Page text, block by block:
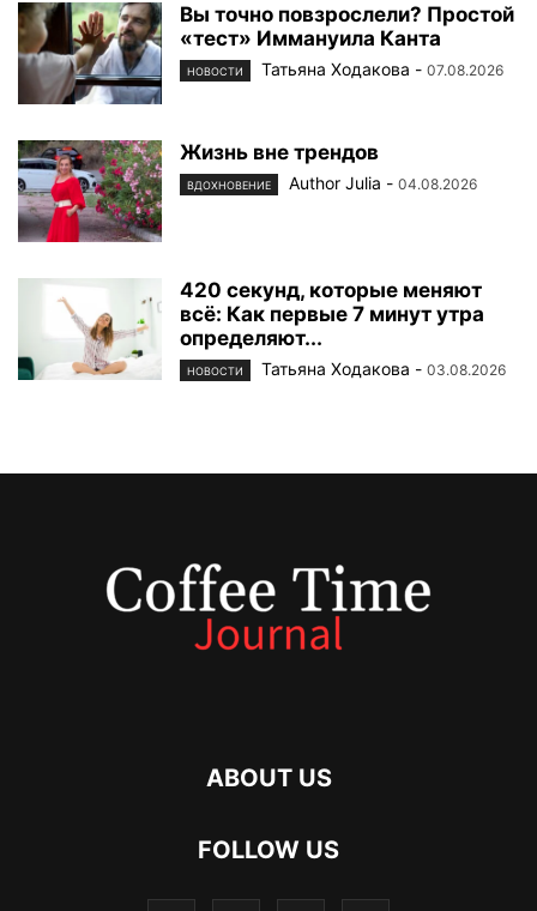
Вы точно повзрослели? Простой
«тест» Иммануила Канта
НОВОСТИ Татьяна Ходакова - 07.08.2026
Жизнь вне трендов
ВДОХНОВЕНИЕ Author Julia - 04.08.2026
420 секунд, которые меняют
всё: Как первые 7 минут утра
определяют...
НОВОСТИ Татьяна Ходакова - 03.08.2026
ABOUT US
FOLLOW US